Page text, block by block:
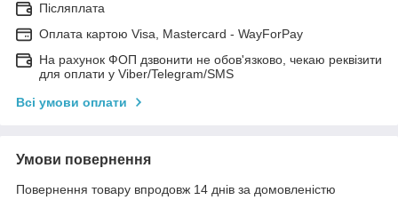
Післяплата
Оплата картою Visa, Mastercard - WayForPay
На рахунок ФОП дзвонити не обов'язково, чекаю реквізити
для оплати у Viber/Telegram/SMS
Всі умови оплати
Умови повернення
Повернення товару впродовж 14 днів за домовленістю